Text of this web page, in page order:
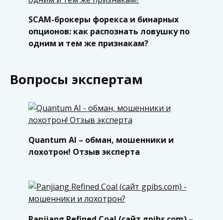
SCAM-брокеры форекса и бинарных
опционов: как распознать ловушку по
одним и тем же признакам?
Вопросы экспертам
Quantum AI – обман, мошенники и
лохотрон! Отзыв эксперта